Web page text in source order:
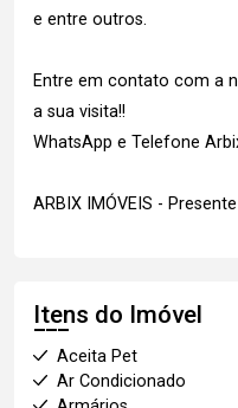
e entre outros.
Entre em contato com a
a sua visita!!
WhatsApp e Telefone
ARBIX IMÓVEIS -
Itens do Imóvel
Aceita Pet
Ar Condicionado